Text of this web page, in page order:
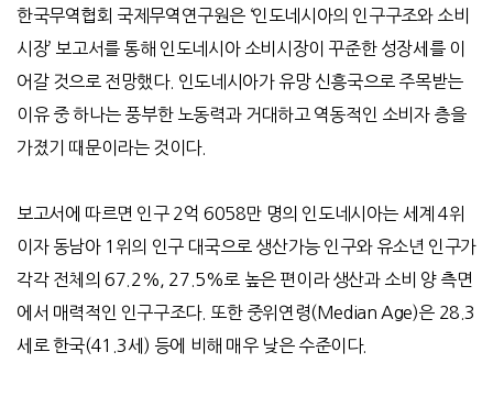
한국무역협회 국제무역연구원은 ‘인도네시아의 인구구조와 소비
시장’ 보고서를 통해 인도네시아 소비시장이 꾸준한 성장세를 이
어갈 것으로 전망했다. 인도네시아가 유망 신흥국으로 주목받는
이유 중 하나는 풍부한 노동력과 거대하고 역동적인 소비자 층을
가졌기 때문이라는 것이다.
보고서에 따르면 인구 2억 6058만 명의 인도네시아는 세계 4위
이자 동남아 1위의 인구 대국으로 생산가능 인구와 유소년 인구가
각각 전체의 67.2%, 27.5%로 높은 편이라 생산과 소비 양 측면
에서 매력적인 인구구조다. 또한 중위연령(Median Age)은 28.3
세로 한국(41.3세) 등에 비해 매우 낮은 수준이다.